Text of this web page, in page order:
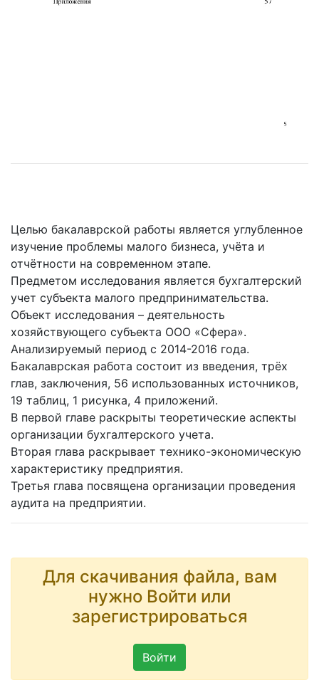
Целью бакалаврской работы является углубленное
изучение проблемы малого бизнеса, учёта и
отчётности на современном этапе.
Предметом исследования является бухгалтерский
учет субъекта малого предпринимательства.
Объект исследования – деятельность
хозяйствующего субъекта ООО «Сфера».
Анализируемый период с 2014-2016 года.
Бакалаврская работа состоит из введения, трёх
глав, заключения, 56 использованных источников,
19 таблиц, 1 рисунка, 4 приложений.
В первой главе раскрыты теоретические аспекты
организации бухгалтерского учета.
Вторая глава раскрывает технико-экономическую
характеристику предприятия.
Третья глава посвящена организации проведения
аудита на предприятии.
Для скачивания файла, вам
нужно Войти или
зарегистрироваться
Войти